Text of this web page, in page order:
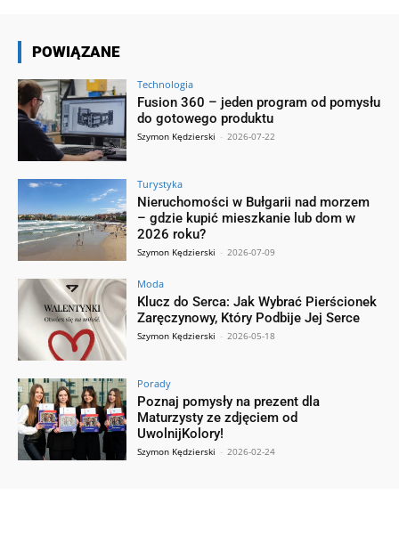
POWIĄZANE
Technologia
Fusion 360 – jeden program od pomysłu
do gotowego produktu
Szymon Kędzierski - 2026-07-22
Turystyka
Nieruchomości w Bułgarii nad morzem
– gdzie kupić mieszkanie lub dom w
2026 roku?
Szymon Kędzierski - 2026-07-09
Moda
Klucz do Serca: Jak Wybrać Pierścionek
Zaręczynowy, Który Podbije Jej Serce
Szymon Kędzierski - 2026-05-18
Porady
Poznaj pomysły na prezent dla
Maturzysty ze zdjęciem od
UwolnijKolory!
Szymon Kędzierski - 2026-02-24